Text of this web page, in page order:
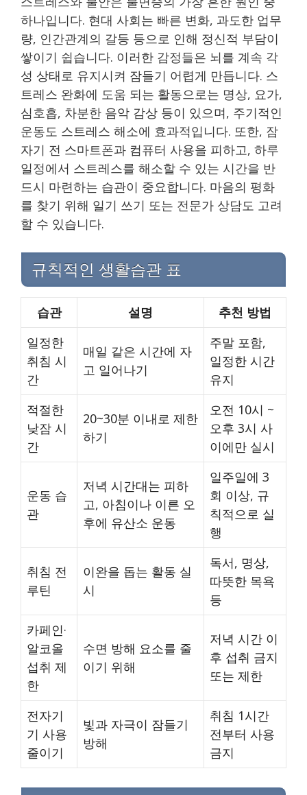
하나입니다. 현대 사회는 빠른 변화, 과도한 업무
량, 인간관계의 갈등 등으로 인해 정신적 부담이
쌓이기 쉽습니다. 이러한 감정들은 뇌를 계속 각
성 상태로 유지시켜 잠들기 어렵게 만듭니다. 스
트레스 완화에 도움 되는 활동으로는 명상, 요가,
심호흡, 차분한 음악 감상 등이 있으며, 주기적인
운동도 스트레스 해소에 효과적입니다. 또한, 잠
자기 전 스마트폰과 컴퓨터 사용을 피하고, 하루
일정에서 스트레스를 해소할 수 있는 시간을 반
드시 마련하는 습관이 중요합니다. 마음의 평화
를 찾기 위해 일기 쓰기 또는 전문가 상담도 고려
할 수 있습니다.
규칙적인 생활습관 표
습관 설명
추천 방법
일정한
취침 시
간
매일 같은 시간에 자
고 일어나기
주말 포함,
일정한 시간
유지
적절한
낮잠 시
간
20~30분 이내로 제한
하기
오전 10시 ~
오후 3시 사
이에만 실시
운동 습
관
저녁 시간대는 피하
고, 아침이나 이른 오
후에 유산소 운동
일주일에 3
회 이상, 규
칙적으로 실
행
취침 전
루틴
이완을 돕는 활동 실
시
독서, 명상,
따뜻한 목욕
등
카페인·
알코올
섭취 제
한
수면 방해 요소를 줄
이기 위해
저녁 시간 이
후 섭취 금지
또는 제한
전자기
기 사용
줄이기
빛과 자극이 잠들기
방해
취침 1시간
전부터 사용
금지